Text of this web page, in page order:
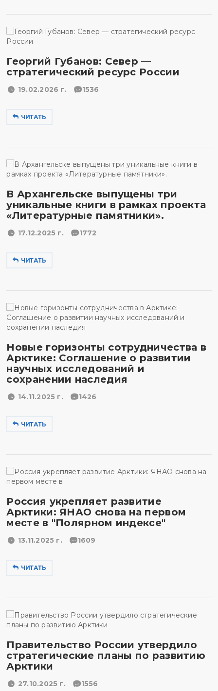
Георгий Губанов: Север —
стратегический ресурс России
19.02.2026 г. 1536
ЧИТАТЬ
В Архангельске выпущены три
уникальные книги в рамках проекта
«Литературные памятники».
17.12.2025 г. 1772
ЧИТАТЬ
Новые горизонты сотрудничества в
Арктике: Соглашение о развитии
научных исследований и
сохранении наследия
14.11.2025 г. 1426
ЧИТАТЬ
Россия укрепляет развитие
Арктики: ЯНАО снова на первом
месте в "Полярном индексе"
13.11.2025 г. 1609
ЧИТАТЬ
Правительство России утвердило
стратегические планы по развитию
Арктики
27.10.2025 г. 1556